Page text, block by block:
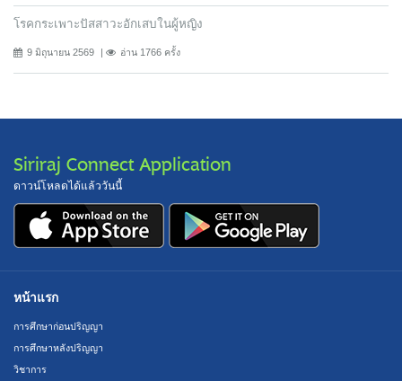
โรคกระเพาะปัสสาวะอักเสบในผู้หญิง
9 มิถุนายน 2569 อ่าน 1766 ครั้ง
Siriraj Connect Application
ดาวน์โหลดได้แล้ววันนี้
หน้าแรก
การศึกษาก่อนปริญญา
การศึกษาหลังปริญญา
วิชาการ